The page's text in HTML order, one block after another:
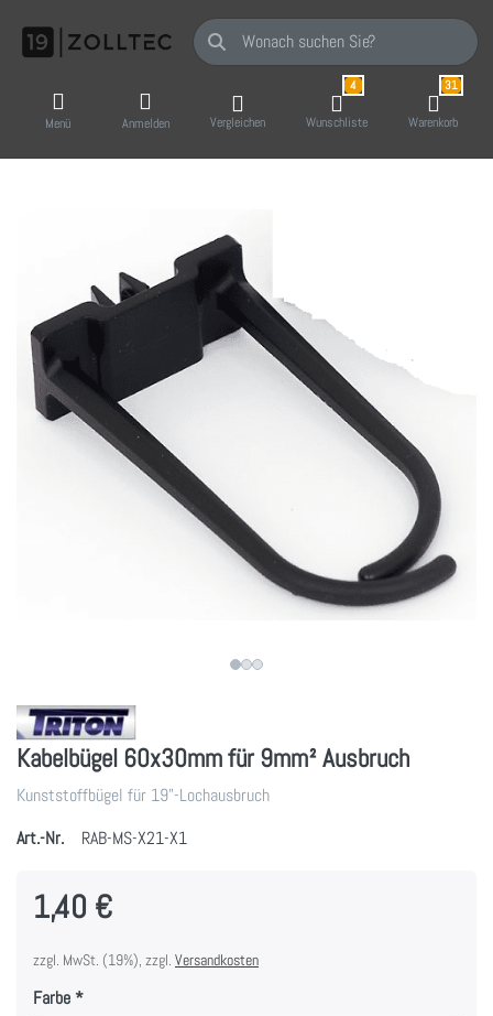
Geben Sie einen Suchbegriff ein. Während
Menü Anmelden Vergleichen
4
Wunschliste
31
Warenkorb
Kabelbügel 60x30mm für 9mm² Ausbruch
Kunststoffbügel für 19"-Lochausbruch
Art.-Nr.
RAB-MS-X21-X1
1,40 €
zzgl. MwSt. (19%), zzgl. Versandkosten
Farbe